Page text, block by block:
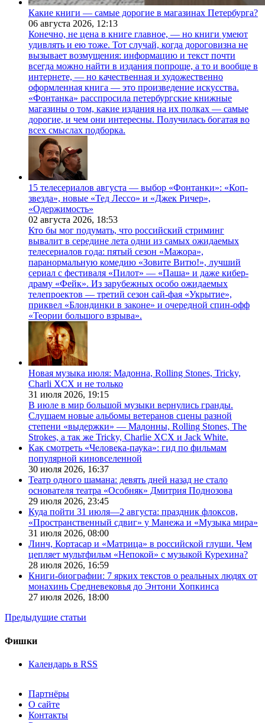
Какие книги — самые дорогие в магазинах Петербурга?
06 августа 2026, 12:13
Конечно, не цена в книге главное, — но книги умеют
удивлять и ею тоже. Тот случай, когда дороговизна не
вызывает возмущения: информацию и текст почти
всегда можно найти в издания попроще, а то и вообще в
интернете, — но качественная и художественно
оформленная книга — это произведение искусства.
«Фонтанка» расспросила петербургские книжные
магазины о том, какие издания на их полках — самые
дорогие, и чем они интересны. Получилась богатая во
всех смыслах подборка.
15 телесериалов августа — выбор «Фонтанки»: «Коп-
звезда», новые «Тед Лессо» и «Джек Ричер»,
«Одержимость»
02 августа 2026, 18:53
Кто бы мог подумать, что российский стриминг
вывалит в середине лета одни из самых ожидаемых
телесериалов года: пятый сезон «Мажора»,
паранормальную комедию «Зовите Витю!», лучший
сериал с фестиваля «Пилот» — «Паша» и даже кибер-
драму «Фейк». Из зарубежных особо ожидаемых
телепроектов — третий сезон сай-фая «Укрытие»,
приквел «Блондинки в законе» и очередной спин-офф
«Теории большого взрыва».
Новая музыка июля: Мадонна, Rolling Stones, Tricky,
Charli XCX и не только
31 июля 2026, 19:15
В июле в мир большой музыки вернулись гранды.
Слушаем новые альбомы ветеранов сцены разной
степени «выдержки» — Мадонны, Rolling Stones, The
Strokes, а так же Tricky, Charlie XCX и Jack White.
Как смотреть «Человека-паука»: гид по фильмам
популярной киновселенной
30 июля 2026, 16:37
Театр одного шамана: девять дней назад не стало
основателя театра «Особняк» Дмитрия Поднозова
29 июля 2026, 23:45
Куда пойти 31 июля—2 августа: праздник флоксов,
«Пространственный сдвиг» у Манежа и «Музыка мира»
31 июля 2026, 08:00
Линч, Кортасар и «Матрица» в российской глуши. Чем
цепляет мультфильм «Непокой» с музыкой Курехина?
28 июля 2026, 16:59
Книги-биографии: 7 ярких текстов о реальных людях от
монахинь Средневековья до Энтони Хопкинса
27 июля 2026, 18:00
Предыдущие статьи
Фишки
Календарь в RSS
Партнёры
О сайте
Контакты